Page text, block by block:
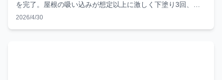
を完了。屋根の吸い込みが想定以上に激しく下塗り3回、外
壁素地が脆弱だったため下塗り2回を実施。「決められた回
2026/4/30